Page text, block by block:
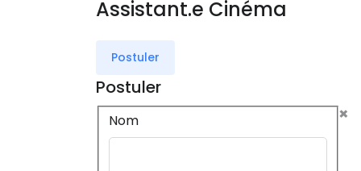
Assistant.e Cinéma
Postuler
Postuler
×
Nom